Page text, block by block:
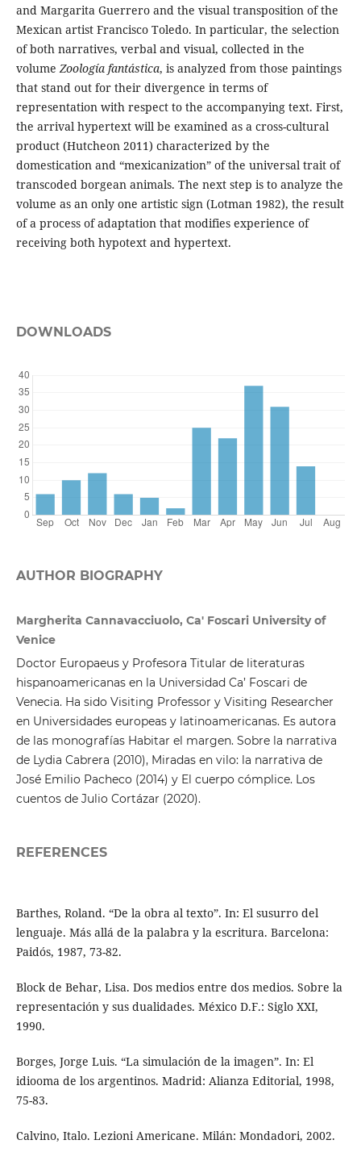
and Margarita Guerrero and the visual transposition of the
Mexican artist Francisco Toledo. In particular, the selection
of both narratives, verbal and visual, collected in the
volumeZoología fantástica, is analyzed from those paintings
that stand out for their divergence in terms of
representation with respect to the accompanying text. First,
the arrival hypertext will be examined as a cross-cultural
product (Hutcheon 2011) characterized by the
domestication and “mexicanization” of the universal trait of
transcoded borgean animals. The next step is to analyze the
volume as an only one artistic sign (Lotman 1982), the result
of a process of adaptation that modifies experience of
receiving both hypotext and hypertext.
DOWNLOADS
AUTHOR BIOGRAPHY
Margherita Cannavacciuolo, Ca' Foscari University of
Venice
Doctor Europaeus y Profesora Titular de literaturas
hispanoamericanas en la Universidad Ca’ Foscari de
Venecia. Ha sido Visiting Professor y Visiting Researcher
en Universidades europeas y latinoamericanas. Es autora
de las monografías Habitar el margen. Sobre la narrativa
de Lydia Cabrera (2010), Miradas en vilo: la narrativa de
José Emilio Pacheco (2014) y El cuerpo cómplice. Los
cuentos de Julio Cortázar (2020).
REFERENCES
Barthes, Roland. “De la obra al texto”. In: El susurro del
lenguaje. Más allá de la palabra y la escritura. Barcelona:
Paidós, 1987, 73-82.
Block de Behar, Lisa. Dos medios entre dos medios. Sobre la
representación y sus dualidades. México D.F.: Siglo XXI,
1990.
Borges, Jorge Luis. “La simulación de la imagen”. In: El
idiooma de los argentinos. Madrid: Alianza Editorial, 1998,
75-83.
Calvino, Italo. Lezioni Americane. Milán: Mondadori, 2002.